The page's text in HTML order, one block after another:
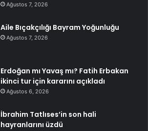
Ağustos 7, 2026
Aile Bıçakçılığı Bayram Yoğunluğu
Ağustos 7, 2026
Erdoğan mı Yavaş mı? Fatih Erbakan
ikinci tur için kararını açıkladı
Ağustos 6, 2026
İbrahim Tatlıses’in son hali
hayranlarını üzdü